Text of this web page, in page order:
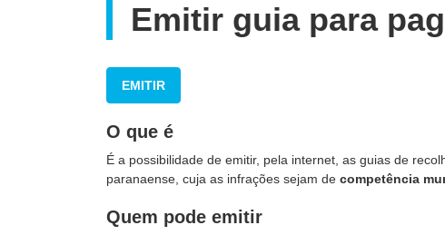
Emitir guia para
EMITIR
O que é
É a possibilidade de emitir, pela internet, as guias de
paranaense, cuja as infrações sejam de competência
Quem pode emitir